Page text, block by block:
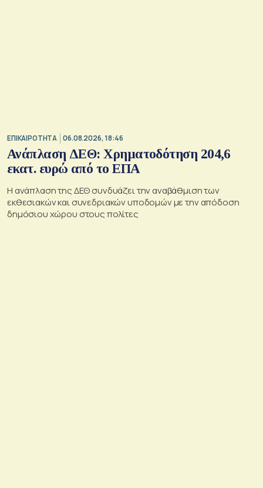
ΕΠΙΚΑΙΡΟΤΗΤΑ 06.08.2026, 18:46
Ανάπλαση ΔΕΘ: Χρηματοδότηση 204,6
εκατ. ευρώ από το ΕΠΑ
Η ανάπλαση της ΔΕΘ συνδυάζει την αναβάθμιση των
εκθεσιακών και συνεδριακών υποδομών με την απόδοση
δημόσιου χώρου στους πολίτες